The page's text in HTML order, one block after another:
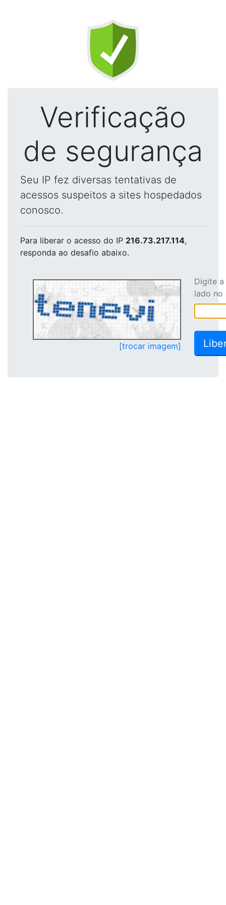
Verificação
de segurança
Seu IP fez diversas tentativas de
acessos suspeitos a sites hospedados
conosco.
Para liberar o acesso do IP 216.73.217.114,
responda ao desafio abaixo.
[trocar imagem]
Digite
lado no